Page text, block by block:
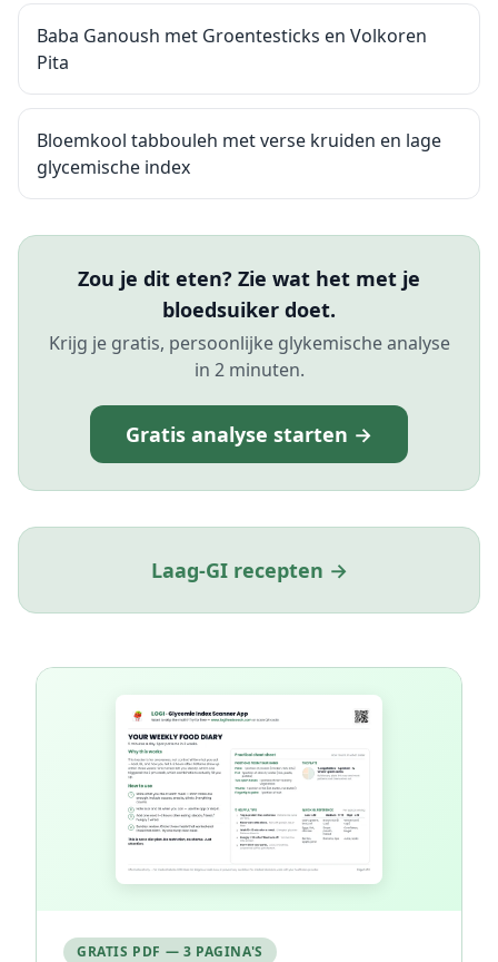
Baba Ganoush met Groentesticks en Volkoren
Pita
Bloemkool tabbouleh met verse kruiden en lage
glycemische index
Zou je dit eten? Zie wat het met je
bloedsuiker doet.
Krijg je gratis, persoonlijke glykemische analyse
in 2 minuten.
Gratis analyse starten →
Laag-GI recepten →
GRATIS PDF — 3 PAGINA'S